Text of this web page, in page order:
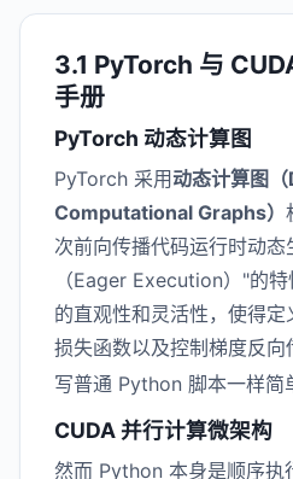
3.1 PyTorch 与
手册
PyTorch 动态计算图
PyTorch 采用动态计算图
Computational Graphs）
次前向传播代码运行时动
（Eager Execution）"的
的直观性和灵活性，使得
损失函数以及控制梯度反
写普通 Python 脚本一样简
CUDA 并行计算微架构
然而 Python 本身是顺序执